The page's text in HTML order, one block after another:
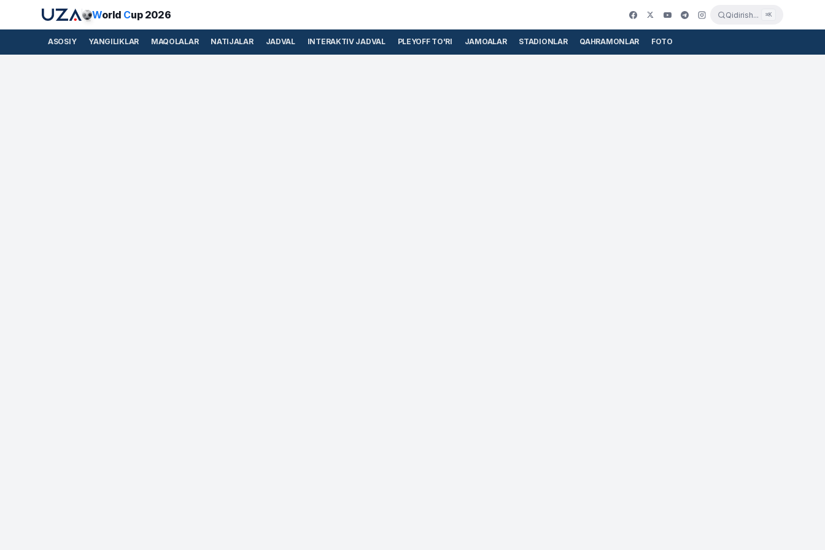
World Cup 2026 Qidirish... ⌘K
ASOSIY YANGILIKLAR MAQOLALAR NATIJALAR JADVAL INTERAKTIV JADVAL PLEYOFF TO'RI JAMOALAR STADIONLAR QAHRAMONLAR FOTO